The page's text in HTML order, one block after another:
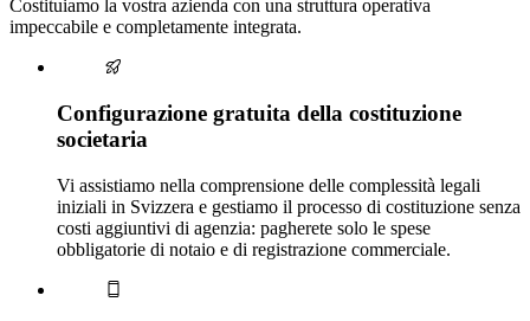
Costituiamo la vostra azienda con una struttura operativa
impeccabile e completamente integrata.
Configurazione gratuita della costituzione
societaria
Vi assistiamo nella comprensione delle complessità legali
iniziali in Svizzera e gestiamo il processo di costituzione senza
costi aggiuntivi di agenzia: pagherete solo le spese
obbligatorie di notaio e di registrazione commerciale.